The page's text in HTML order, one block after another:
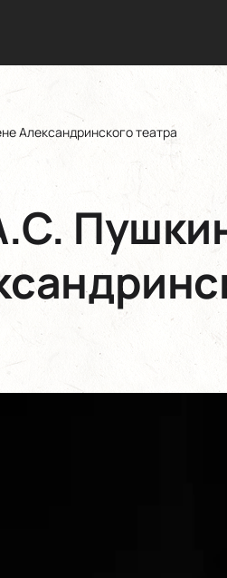
Александринского театра